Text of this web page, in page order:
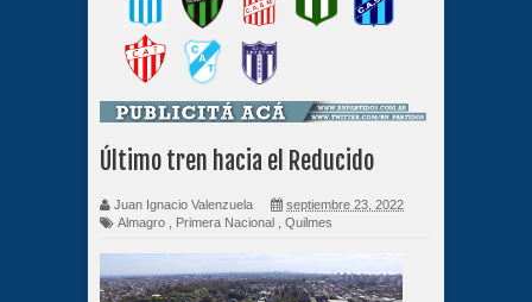
Último tren hacia el Reducido
Juan Ignacio Valenzuela
septiembre 23, 2022
Almagro
Primera Nacional Quilmes